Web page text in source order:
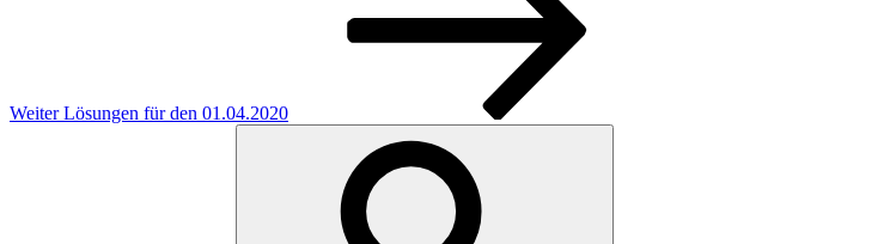
Weiter Lösungen für den 01.04.2020